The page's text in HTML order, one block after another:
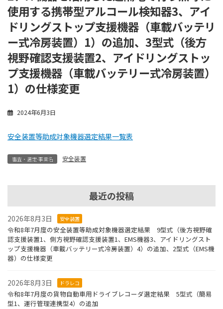
使用する携帯型アルコール検知器3、アイ
ドリングストップ支援機器（車載バッテリ
ー式冷房装置）1）の追加、3型式（後方
視野確認支援装置2、アイドリングストッ
プ支援機器（車載バッテリー式冷房装置）
1）の仕様変更
2024年6月3日
安全装置等助成対象機器選定結果一覧表
審査・選定-事業名 安全装置
最近の投稿
2026年8月3日 安全装置
令和8年7月度の安全装置等助成対象機器選定結果 9型式（後方視野確
認支援装置1、側方視野確認支援装置1、EMS機器3、アイドリングスト
ップ支援機器（車載バッテリー式冷房装置）4）の追加、2型式（EMS機
器）の仕様変更
2026年8月3日 ドラレコ
令和8年7月度の貨物自動車用ドライブレコーダ選定結果 5型式（簡易
型1、運行管理連携型4）の追加